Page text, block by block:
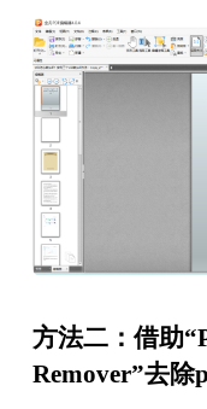
方法二：借助
Remover”去除